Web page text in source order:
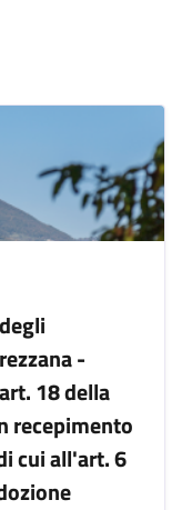
-
18 della
recepimento
cui all'art. 6